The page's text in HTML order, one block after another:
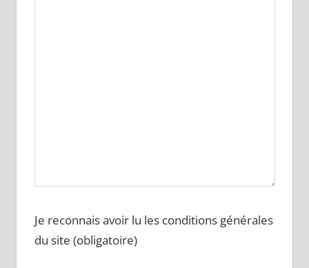
Je reconnais avoir lu les conditions générales
du site (obligatoire)